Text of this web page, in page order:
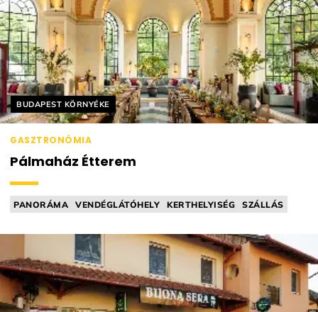
Helyszín címkék:
BUDAPEST KÖRNYÉKE
GASZTRONÓMIA
Pálmaház Étterem
PANORÁMA VENDÉGLÁTÓHELY KERTHELYISÉG
SZÁLLÁS